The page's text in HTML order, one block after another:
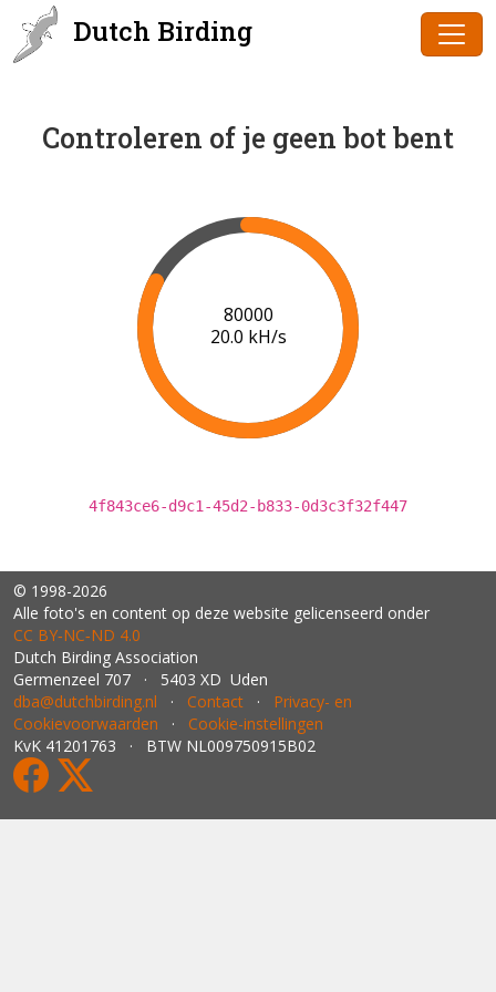
Dutch Birding
Controleren of je geen bot bent
82000
19.8 kH/s
4f843ce6-d9c1-45d2-b833-0d3c3f32f447
© 1998-2026
Alle foto's en content op deze website gelicenseerd onder
CC BY‑NC‑ND 4.0
Dutch Birding Association
Germenzeel 707 · 5403 XD Uden
dba@dutchbirding.nl · Contact · Privacy- en
Cookievoorwaarden · Cookie-instellingen
KvK 41201763 · BTW NL009750915B02